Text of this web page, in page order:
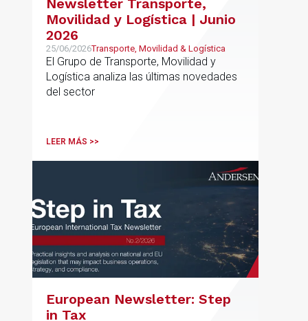
Newsletter Transporte,
Movilidad y Logística | Junio
2026
25/06/2026Transporte, Movilidad & Logística
El Grupo de Transporte, Movilidad y
Logística analiza las últimas novedades
del sector
LEER MÁS >>
European Newsletter: Step
in Tax